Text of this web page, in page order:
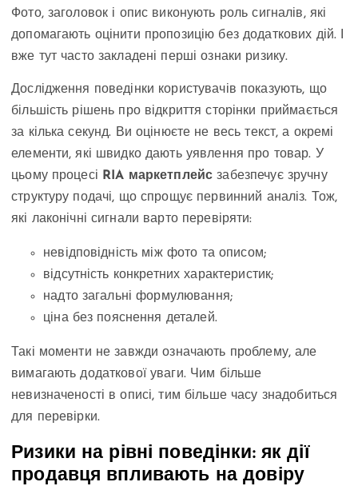
Фото, заголовок і опис виконують роль сигналів, які
допомагають оцінити пропозицію без додаткових дій. І
вже тут часто закладені перші ознаки ризику.
Дослідження поведінки користувачів показують, що
більшість рішень про відкриття сторінки приймається
за кілька секунд. Ви оцінюєте не весь текст, а окремі
елементи, які швидко дають уявлення про товар. У
цьому процесі RIA маркетплейс забезпечує зручну
структуру подачі, що спрощує первинний аналіз. Тож,
які лаконічні сигнали варто перевіряти:
невідповідність між фото та описом;
відсутність конкретних характеристик;
надто загальні формулювання;
ціна без пояснення деталей.
Такі моменти не завжди означають проблему, але
вимагають додаткової уваги. Чим більше
невизначеності в описі, тим більше часу знадобиться
для перевірки.
Ризики на рівні поведінки: як дії
продавця впливають на довіру